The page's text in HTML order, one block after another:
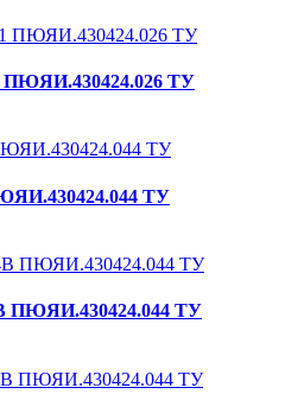
ТУ
ТУ
ПЮЯИ.430424.044 ТУ